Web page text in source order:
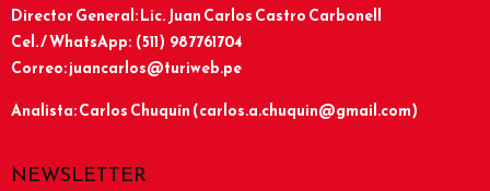
Director General: Lic.Juan Carlos Castro Carbonell
Cel. / WhatsApp: (511) 987761704
Correo: juancarlos@turiweb.pe
Analista: Carlos Chuquín (carlos.a.chuquin@gmail.com)
NEWSLETTER